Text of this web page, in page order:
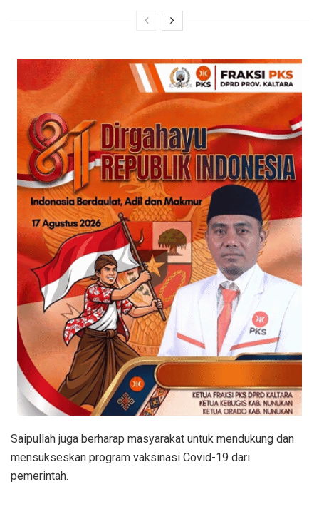
Saipullah juga berharap masyarakat untuk mendukung dan
mensukseskan program vaksinasi Covid-19 dari
pemerintah.